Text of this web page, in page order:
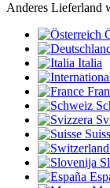
Anderes Lieferland
Italia